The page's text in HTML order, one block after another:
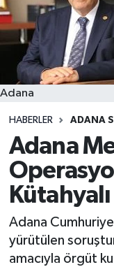
Adana
HABERLER ADANA
Adana
Adana
yürütülen
amacıyla örgüt
Resmi İlanlar